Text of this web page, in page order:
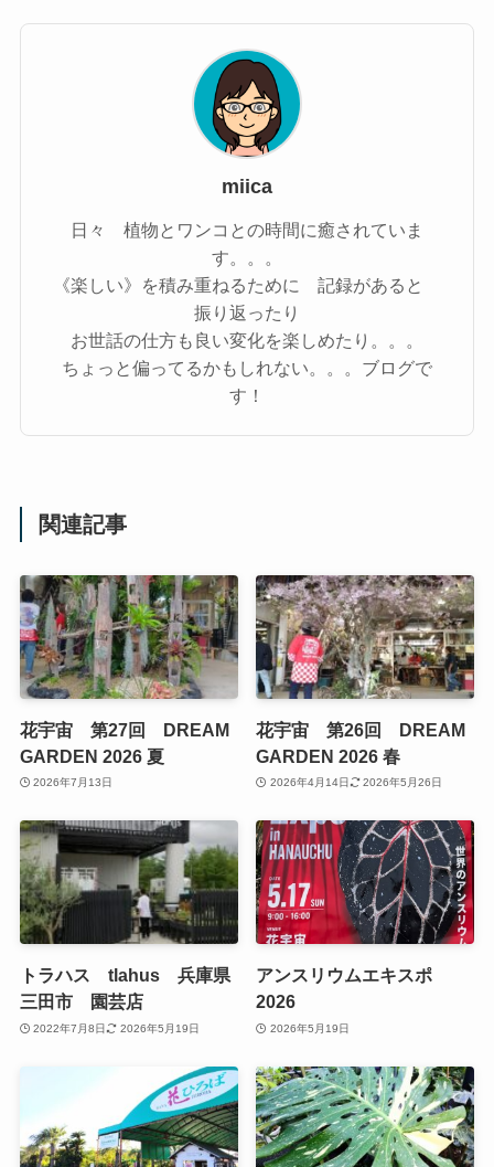
miica
日々 植物とワンコとの時間に癒されていま
す。。。
《楽しい》を積み重ねるために 記録があると
振り返ったり
お世話の仕方も良い変化を楽しめたり。。。
ちょっと偏ってるかもしれない。。。ブログで
す！
関連記事
花宇宙 第27回 DREAM
GARDEN 2026 夏
2026年7月13日
花宇宙 第26回 DREAM
GARDEN 2026 春
2026年4月14日 2026年5月26日
トラハス tlahus 兵庫県
三田市 園芸店
2022年7月8日 2026年5月19日
アンスリウムエキスポ
2026
2026年5月19日